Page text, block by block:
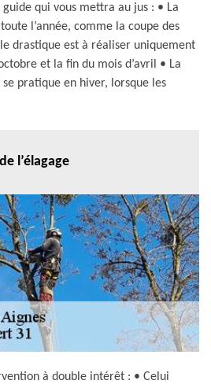
qui vous mettra au jus : • La
l’année, comme la coupe des
drastique est à réaliser uniquement
et la fin du mois d’avril • La
pratique en hiver, lorsque les
l’élagage
à double intérêt : • Celui